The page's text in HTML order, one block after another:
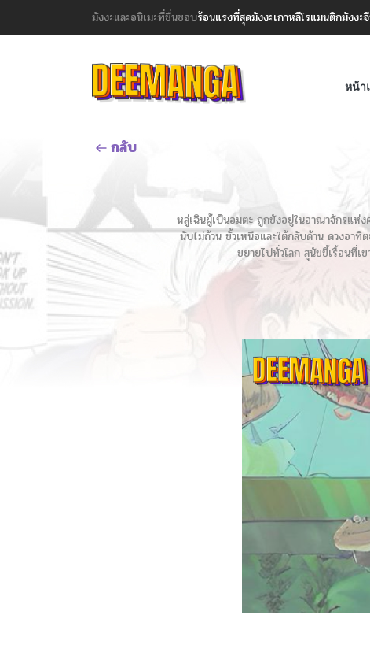
มังงะและอนิเมะที่ชื่นชอบร้อนแรงที่สุดมังงะเกาหลีโรแมนติกมังงะ
หน้า
กลับ
หลู่เฉินผู้เป็นอมตะ ถูกขังอยู่ในอาณาจักรแห่ง
นับไม่ถ้วน ขั้วเหนือและใต้กลับด้าน ดวงอาทิ
ขยายไปทั่วโลก สุนัขขี้เรื้อนที่